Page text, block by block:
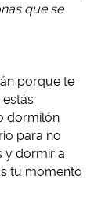
que se
porque te
dormilón
para no
y dormir a
tu momento